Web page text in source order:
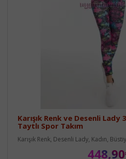
Karışık Renk ve Desenli
Taytlı Spor Takım
Karışık Renk, Desenli Lady, Kadın,